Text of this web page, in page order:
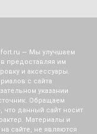
— Мы улучшаем
предоставляя им
и аксессуары.
с сайта
указании
Обращаем
что данный сайт носит
Материалы и
сайте, не являются